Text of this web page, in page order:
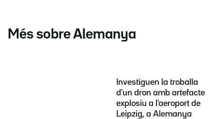
Més sobre Alemanya
Investiguen la troballa
d'un dron amb artefacte
explosiu a l'aeroport de
Leipzig, a Alemanya